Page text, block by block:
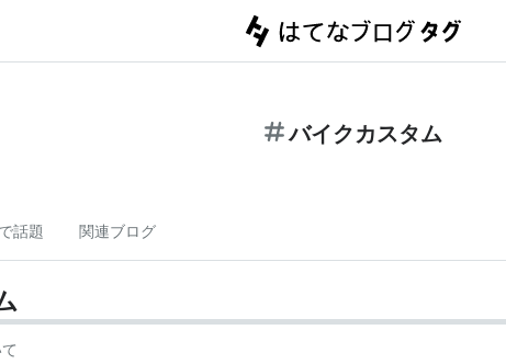
バイクカスタム
話題 関連ブログ